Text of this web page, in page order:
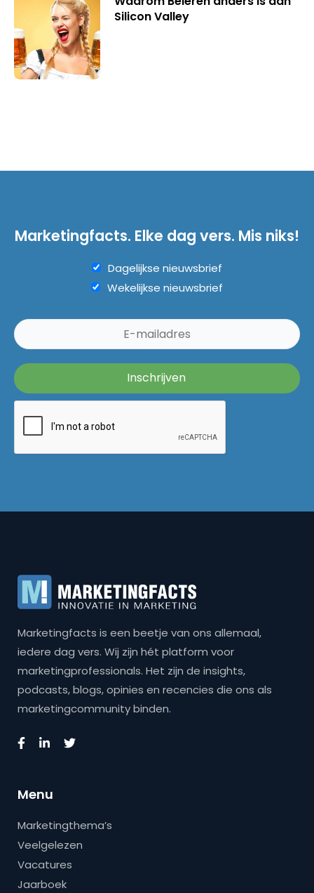
Silicon Valley
Marketingfacts. Elke dag vers. Mis niks!
Dagelijkse nieuwsbrief
Wekelijkse nieuwsbrief
Marketingfacts is een beetje van ons allemaal,
iedere dag vers. Wij zijn hét platform voor
marketingprofessionals. Het zijn de insights,
podcasts, blogs, opinies en recencies die ons als
marketingcommunity binden.
Menu
Marketingthema’s
Veelgelezen
Vacatures
Jaarboek